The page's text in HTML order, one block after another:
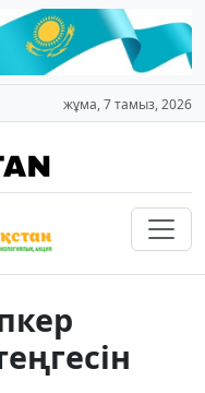
жұма, 7 тамыз, 2026